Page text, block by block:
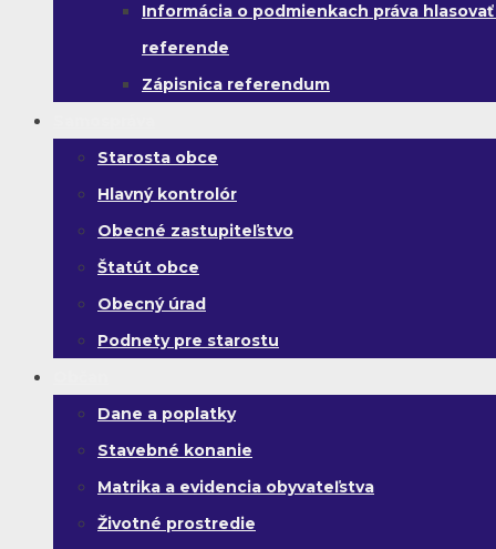
Informácia o podmienkach práva hlasovať
referende
Zápisnica referendum
Starosta obce
Hlavný kontrolór
Obecné zastupiteľstvo
Štatút obce
Obecný úrad
Podnety pre starostu
Dane a poplatky
Stavebné konanie
Matrika a evidencia obyvateľstva
Životné prostredie